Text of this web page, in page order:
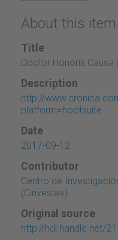
About this item
Title
Doctor Honoris Causa
Description
http://
platform=hootsuite
Date
2017-09-12
Contributor
Centro de
(Cinvestav)
Original source
http://hdl.handle.net/